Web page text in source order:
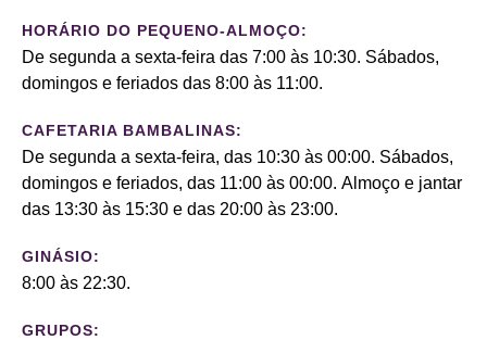
HORÁRIO DO PEQUENO-ALMOÇO:
De segunda a sexta-feira das 7:00 às 10:30. Sábados,
domingos e feriados das 8:00 às 11:00.
CAFETARIA BAMBALINAS:
De segunda a sexta-feira, das 10:30 às 00:00. Sábados,
domingos e feriados, das 11:00 às 00:00. Almoço e jantar
das 13:30 às 15:30 e das 20:00 às 23:00.
GINÁSIO:
8:00 às 22:30.
GRUPOS: